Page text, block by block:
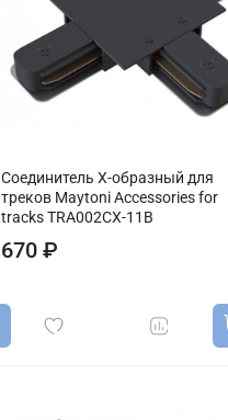
Соединитель X-образный для
треков Maytoni Accessories for
tracks TRA002CX-11B
670 ₽